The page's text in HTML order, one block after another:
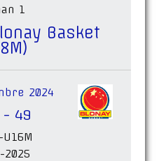
1
Basket
2024
- 49
U16M
2025